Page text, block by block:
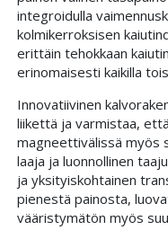
integroidulla
kolmikerroksisen
erittäin tehokkaan
erinomaisesti kaikilla
Innovatiivinen
liikettä ja varmistaa,
magneettivälissä myös
laaja ja luonnollinen
ja yksityiskohtainen
pienestä painosta,
vääristymätön myös